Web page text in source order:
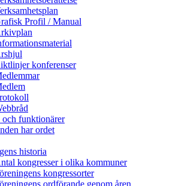
Profil / Manual
konferenser
och funktionärer
har ordet
historia
kongresser i olika kommuner
kongressorter
ordförande genom åren